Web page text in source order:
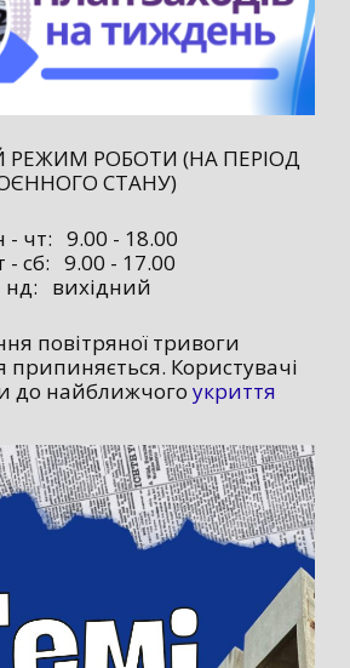
РОБОТИ (НА ПЕРІОД
СТАНУ)
- чт: 9.00 - 18.00
- сб: 9.00 - 17.00
нд: вихідний
повітряної тривоги
припиняється. Користувачі
до найближчого укриття